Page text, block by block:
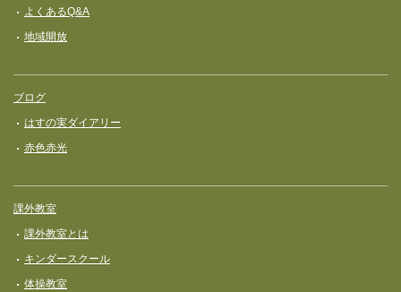
よくあるQ&A
地域開放
ブログ
はすの実ダイアリー
赤色赤光
課外教室
課外教室とは
キンダースクール
体操教室